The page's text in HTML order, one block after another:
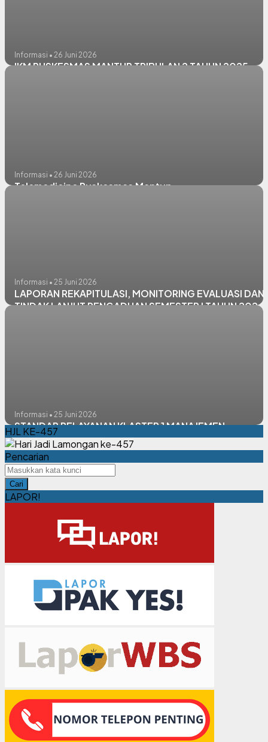
Informasi • 26 Juni 2026
IKM PUSKESMAS MANTUP TRIBULAN 2 TAHUN 2025
Informasi • 26 Juni 2026
Telemedicine Puskesmas Mantup
Informasi • 25 Juni 2026
LAPORAN REKAPITULASI, MONITORING EVALUASI DAN
TINDAK LANJUT PENGADUAN SEMESTER I TAHUN 2026
Informasi • 25 Juni 2026
STANDAR PELAYANAN KLASTER 1 MANAJEMEN
HJL KE-457
Pencarian
Cari
LAPOR!